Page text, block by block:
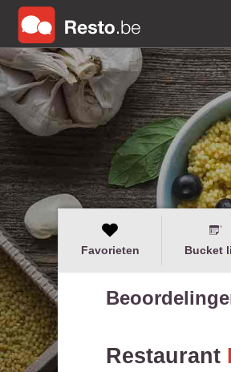
Favorieten Bucket
Restaurant